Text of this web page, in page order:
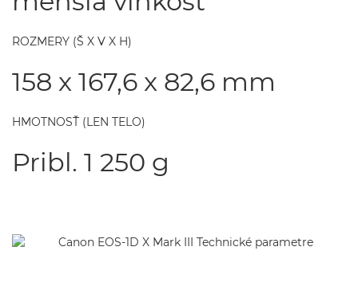
ROZMERY (Š X V X H)
158 x 167,6 x 82,6 mm
HMOTNOSŤ (LEN TELO)
Pribl. 1 250 g